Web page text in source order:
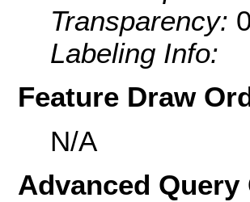
Transparency: 0
Labeling Info:
Feature Draw
N/A
Advanced